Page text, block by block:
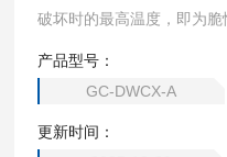
破坏时的最高温度，即为脆
性试验仪采用新型的半导体
度可由数字显示，控温精度
配方的硫化橡胶的脆性温度
产品型号：
GC-DWCX-A
更新时间：